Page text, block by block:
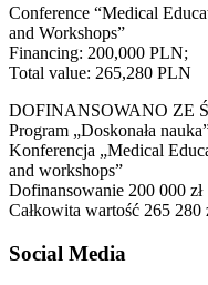
Conference “Medical
and Workshops”
Financing: 200,000 PLN;
Total value: 265,280 PLN
DOFINANSOWANO ZE
Program „Doskonała
Konferencja „Medical
and workshops”
Dofinansowanie 200 000 zł
Całkowita wartość 265 280
Social Media